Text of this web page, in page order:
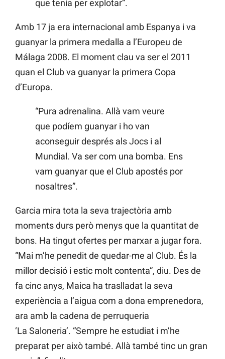
que tenia per explotar”.
Amb 17 ja era internacional amb Espanya i va
guanyar la primera medalla a l’Europeu de
Málaga 2008. El moment clau va ser el 2011
quan el Club va guanyar la primera Copa
d’Europa.
“Pura adrenalina. Allà vam veure
que podíem guanyar i ho van
aconseguir després als Jocs i al
Mundial. Va ser com una bomba. Ens
vam guanyar que el Club apostés por
nosaltres”.
Garcia mira tota la seva trajectòria amb
moments durs però menys que la quantitat de
bons. Ha tingut ofertes per marxar a jugar fora.
“Mai m’he penedit de quedar-me al Club. És la
millor decisió i estic molt contenta”, diu. Des de
fa cinc anys, Maica ha traslladat la seva
experiència a l’aigua com a dona emprenedora,
ara amb la cadena de perruqueria
‘La Saloneria’. “Sempre he estudiat i m’he
preparat per això també. Allà també tinc un gran